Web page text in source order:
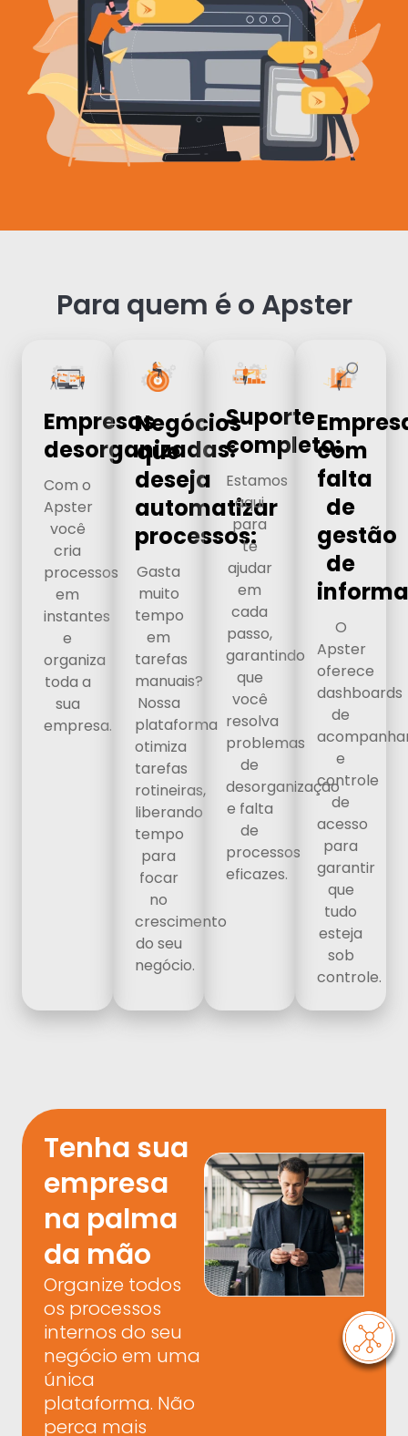
Para quem é o Apster
Empresas
desorganizadas:
Com o
Apster
você
cria
processos
em
instantes
e
organiza
toda a
sua
empresa.
Negócios
que
deseja
automatizar
processos:
Gasta
muito
tempo
em
tarefas
manuais?
Nossa
plataforma
otimiza
tarefas
rotineiras,
liberando
tempo
para
focar
no
crescimento
do seu
negócio.
Suporte
completo:
Estamos
aqui
para
te
ajudar
em
cada
passo,
garantindo
que
você
resolva
problemas
de
desorganização
e falta
de
processos
eficazes.
com
falta
de
gestão
de
O
Apster
oferece
dashboards
de
e
controle
de
acesso
para
garantir
que
tudo
esteja
sob
controle.
Tenha sua
empresa
na palma
da mão
Organize todos
os processos
internos do seu
negócio em uma
única
plataforma. Não
perca mais